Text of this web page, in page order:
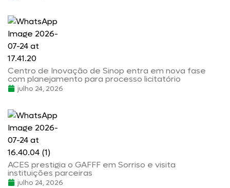
Centro de Inovação de Sinop entra em nova fase
com planejamento para processo licitatório
julho 24, 2026
ACES prestigia o GAFFF em Sorriso e visita
instituições parceiras
julho 24, 2026